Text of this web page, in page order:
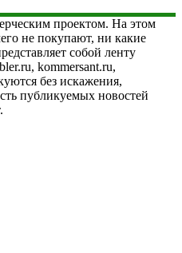
проектом. На этом
не покупают, ни какие
собой ленту
kommersant.ru,
без искажения,
публикуемых новостей